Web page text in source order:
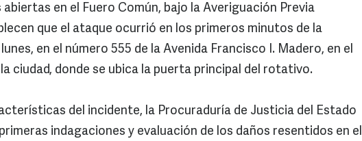
en el Fuero Común, bajo la Averiguación Previa
que el ataque ocurrió en los primeros minutos de la
en el número 555 de la Avenida Francisco I. Madero, en el
ciudad, donde se ubica la puerta principal del rotativo.
del incidente, la Procuraduría de Justicia del Estado
indagaciones y evaluación de los daños resentidos en el